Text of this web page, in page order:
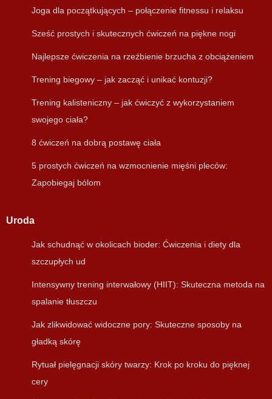
Joga dla początkujących – połączenie fitnessu i relaksu
Sześć prostych i skutecznych ćwiczeń na piękne nogi
Najlepsze ćwiczenia na rzeźbienie brzucha z obciążeniem
Trening biegowy – jak zacząć i unikać kontuzji?
Trening kalisteniczny – jak ćwiczyć z wykorzystaniem
swojego ciała?
8 ćwiczeń na dobrą postawę ciała
5 prostych ćwiczeń na wzmocnienie mięśni pleców:
Zapobiegaj bólom
Uroda
Jak schudnąć w okolicach bioder: Ćwiczenia i diety dla
szczupłych ud
Intensywny trening interwałowy (HIIT): Skuteczna metoda na
spalanie tłuszczu
Jak zlikwidować widoczne pory: Skuteczne sposoby na
gładką skórę
Rytuał pielęgnacji skóry twarzy: Krok po kroku do pięknej
cery